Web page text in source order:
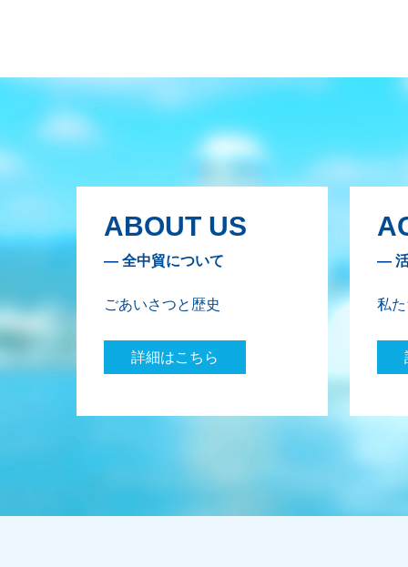
ABOUT US
— 全中貿について
ごあいさつと歴史
詳細はこちら
—
私